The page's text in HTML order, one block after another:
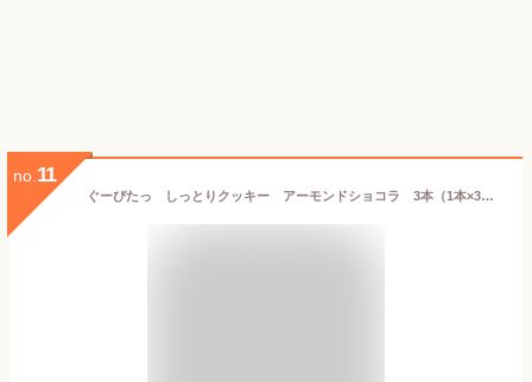
no. 11
ぐーぴたっ しっとりクッキー アーモンドショコラ 3本（1本×3袋）